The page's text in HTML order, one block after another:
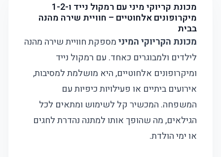
מכונת קריוקי מיני עם רמקול נייד ו-1-2
מיקרופונים אלחוטיים – חוויית שירה מהנה
בבית
מכונת הקריוקי המינימספקת חוויית שירה מהנה
לילדים ולמבוגרים כאחד. עם רמקול נייד
ומיקרופונים אלחוטיים, היא מושלמת למסיבות,
אירועים ביתיים או פעילויות כיפיות עם
המשפחה. המכשיר קל לשימוש ומתאים לכל
הגילאים, מה שהופך אותו למתנה נהדרת לחגים
או ימי הולדת.